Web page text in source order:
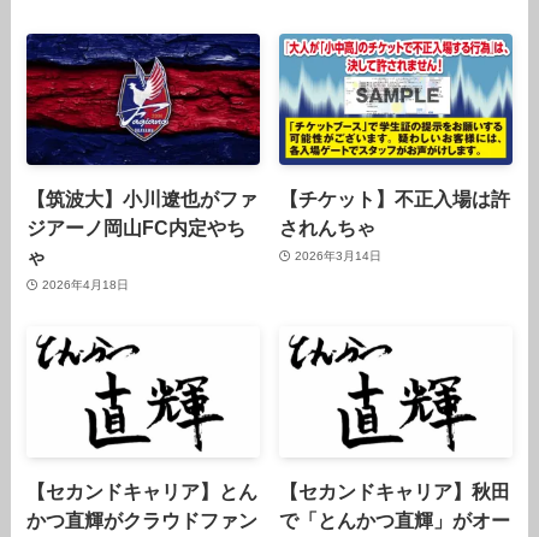
【筑波大】小川遼也がファ
ジアーノ岡山FC内定やち
ゃ
2026年4月18日
【チケット】不正入場は許
されんちゃ
2026年3月14日
【セカンドキャリア】とん
かつ直輝がクラウドファン
【セカンドキャリア】秋田
で「とんかつ直輝」がオー